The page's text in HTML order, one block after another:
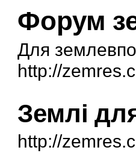
Форум
Для
http://
Землі
http://